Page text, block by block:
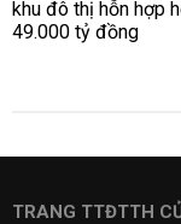
TRANG TTĐTTH